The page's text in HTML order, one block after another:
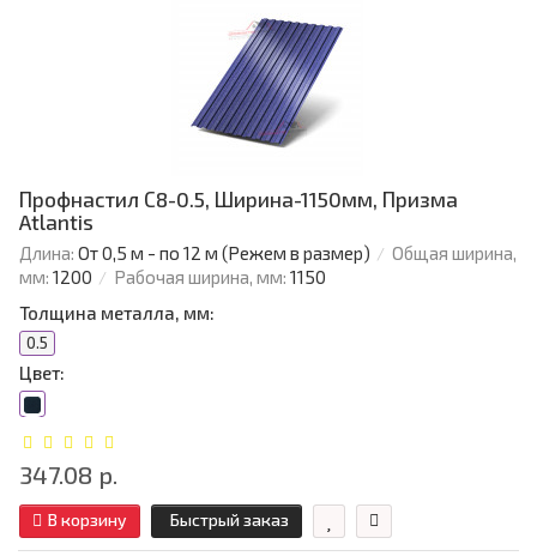
Профнастил С8-0.5, Ширина-1150мм, Призма
Atlantis
Длина: От 0,5 м - по 12 м (Режем в размер)
Общая ширина,
мм: 1200 Рабочая ширина, мм: 1150
Толщина металла, мм:
0.5
Цвет:
347.08 р.
В корзину Быстрый заказ